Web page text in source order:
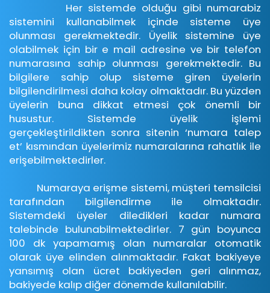
Her sistemde olduğu gibi numarabiz
sistemini kullanabilmek içinde sisteme üye
olunması gerekmektedir. Üyelik sistemine üye
olabilmek için bir e mail adresine ve bir telefon
numarasına sahip olunması gerekmektedir. Bu
bilgilere sahip olup sisteme giren üyelerin
bilgilendirilmesi daha kolay olmaktadır. Bu yüzden
üyelerin buna dikkat etmesi çok önemli bir
husustur. Sistemde üyelik işlemi
gerçekleştirildikten sonra sitenin ‘numara talep
et’ kısmından üyelerimiz numaralarına rahatlık ile
erişebilmektedirler.
Numaraya erişme sistemi, müşteri temsilcisi
tarafından bilgilendirme ile olmaktadır.
Sistemdeki üyeler diledikleri kadar numara
talebinde bulunabilmektedirler. 7 gün boyunca
100 dk yapamamış olan numaralar otomatik
olarak üye elinden alınmaktadır. Fakat bakiyeye
yansımış olan ücret bakiyeden geri alınmaz,
bakiyede kalıp diğer dönemde kullanılabilir.